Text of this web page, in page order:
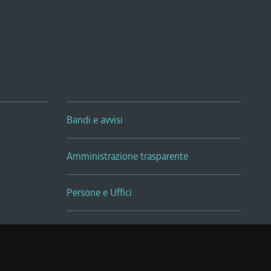
Bandi e avvisi
Amministrazione trasparente
Persone e Uffici
Sala Tiziano Tessitori